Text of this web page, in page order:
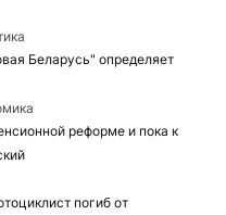
Беларусь" определяет
реформе и пока к
погиб от